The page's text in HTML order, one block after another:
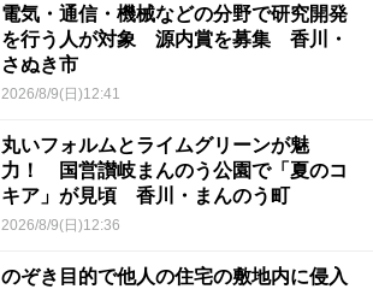
電気・通信・機械などの分野で研究開発
を行う人が対象 源内賞を募集 香川・
さぬき市
2026/8/9(日)12:41
丸いフォルムとライムグリーンが魅
力！ 国営讃岐まんのう公園で「夏のコ
キア」が見頃 香川・まんのう町
2026/8/9(日)12:36
のぞき目的で他人の住宅の敷地内に侵入